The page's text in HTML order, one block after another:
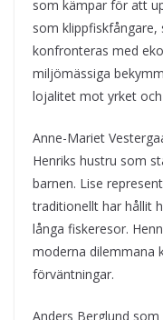
som kämpar för att
som
konfronteras med
miljömässiga
lojalitet mot yrket
Anne-Mariet
Henriks hustru som
barnen. Lise
traditionellt har hållit
långa fiskeresor.
moderna dilemmana
förväntningar.
Anders Berglund